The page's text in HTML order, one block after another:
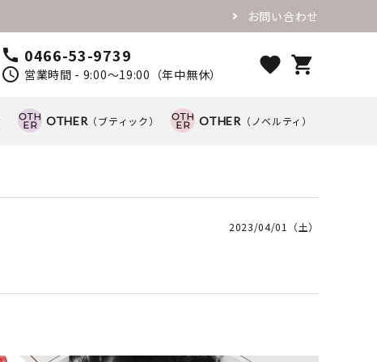
お問い合わせ
call 0466-53-9739
schedule 営業時間 - 9:00～19:00（年中無休） favorite shopping_cart
OTHER （ブティック） OTHER （ノベルティ）
2023/04/01（土）